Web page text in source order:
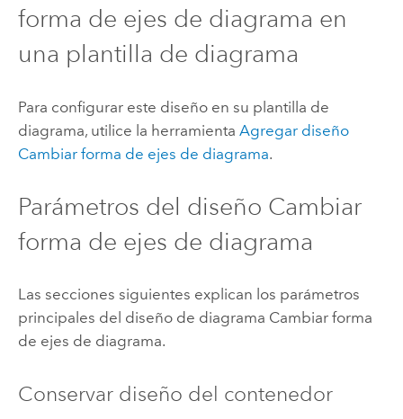
forma de ejes de diagrama en
una plantilla de diagrama
Para configurar este diseño en su plantilla de
diagrama, utilice la herramienta Agregar diseño
Cambiar forma de ejes de diagrama.
Parámetros del diseño Cambiar
forma de ejes de diagrama
Las secciones siguientes explican los parámetros
principales del diseño de diagrama Cambiar forma
de ejes de diagrama.
Conservar diseño del contenedor